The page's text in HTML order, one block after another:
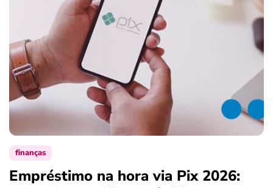
finanças
Empréstimo na hora via Pix 2026: